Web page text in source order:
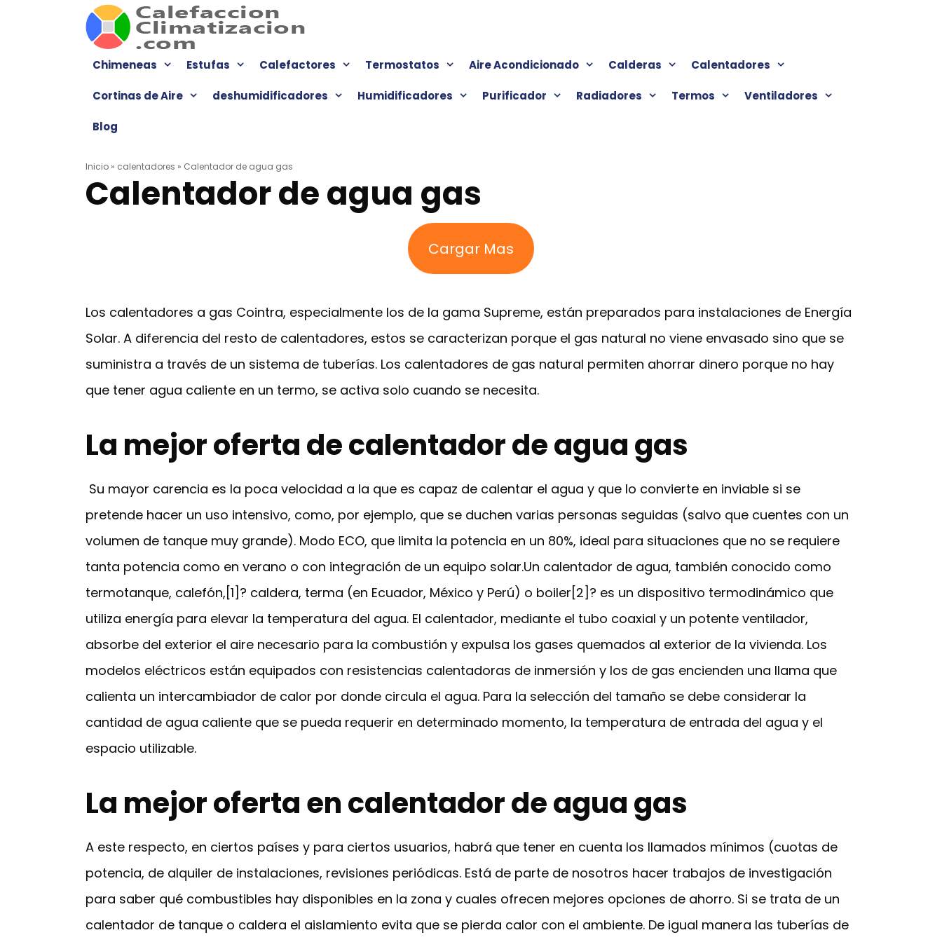
Chimeneas Estufas Calefactores Termostatos Aire Acondicionado Calderas Calentadores
Cortinas de Aire deshumidificadores Humidificadores Purificador Radiadores Termos Ventiladores
Blog
Inicio » calentadores » Calentador de agua gas
Calentador de agua gas
Cargar Mas
Los calentadores a gas Cointra, especialmente los de la gama Supreme, están preparados para instalaciones de Energía
Solar. A diferencia del resto de calentadores, estos se caracterizan porque el gas natural no viene envasado sino que se
suministra a través de un sistema de tuberías. Los calentadores de gas natural permiten ahorrar dinero porque no hay
que tener agua caliente en un termo, se activa solo cuando se necesita.
La mejor oferta de calentador de agua gas
Su mayor carencia es la poca velocidad a la que es capaz de calentar el agua y que lo convierte en inviable si se
pretende hacer un uso intensivo, como, por ejemplo, que se duchen varias personas seguidas (salvo que cuentes con un
volumen de tanque muy grande). Modo ECO, que limita la potencia en un 80%, ideal para situaciones que no se requiere
tanta potencia como en verano o con integración de un equipo solar.Un calentador de agua, también conocido como
termotanque, calefón,[1]? caldera, terma (en Ecuador, México y Perú) o boiler[2]? es un dispositivo termodinámico que
utiliza energía para elevar la temperatura del agua. El calentador, mediante el tubo coaxial y un potente ventilador,
absorbe del exterior el aire necesario para la combustión y expulsa los gases quemados al exterior de la vivienda. Los
modelos eléctricos están equipados con resistencias calentadoras de inmersión y los de gas encienden una llama que
calienta un intercambiador de calor por donde circula el agua. Para la selección del tamaño se debe considerar la
cantidad de agua caliente que se pueda requerir en determinado momento, la temperatura de entrada del agua y el
espacio utilizable.
La mejor oferta en calentador de agua gas
A este respecto, en ciertos países y para ciertos usuarios, habrá que tener en cuenta los llamados mínimos (cuotas de
potencia, de alquiler de instalaciones, revisiones periódicas. Está de parte de nosotros hacer trabajos de investigación
para saber qué combustibles hay disponibles en la zona y cuales ofrecen mejores opciones de ahorro. Si se trata de un
calentador de tanque o caldera el aislamiento evita que se pierda calor con el ambiente. De igual manera las tuberías de